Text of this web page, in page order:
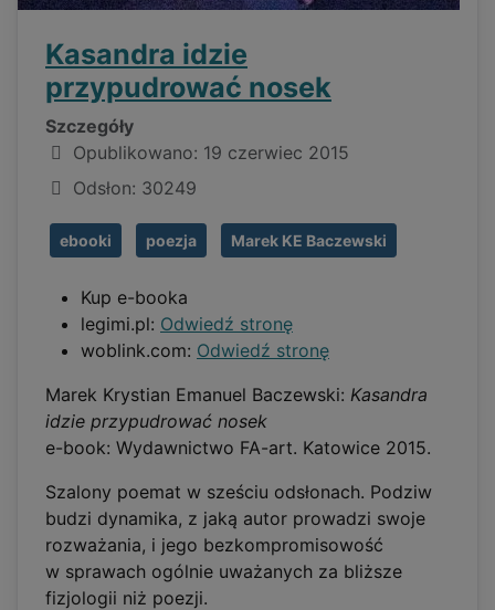
Kasandra idzie
przypudrować nosek
Szczegóły
Opublikowano: 19 czerwiec 2015
Odsłon: 30249
ebooki poezja Marek KE Baczewski
Kup e-booka
legimi.pl: Odwiedź stronę
woblink.com: Odwiedź stronę
Marek Krystian Emanuel Baczewski: Kasandra
idzie przypudrować nosek
e-book: Wydawnictwo FA-art. Katowice 2015.
Szalony poemat w sześciu odsłonach. Podziw
budzi dynamika, z jaką autor prowadzi swoje
rozważania, i jego bezkompromisowość
w sprawach ogólnie uważanych za bliższe
fizjologii niż poezji.